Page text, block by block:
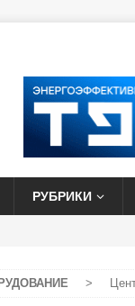
РУБРИКИ
>